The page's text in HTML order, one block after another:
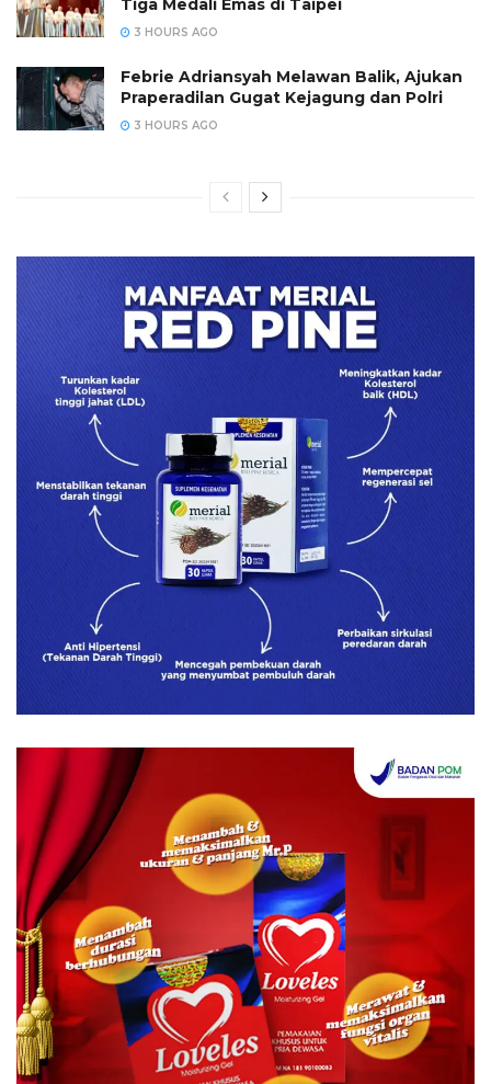
Tiga Medali Emas di Taipei
3 HOURS AGO
Febrie Adriansyah Melawan Balik, Ajukan
Praperadilan Gugat Kejagung dan Polri
3 HOURS AGO